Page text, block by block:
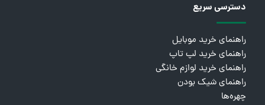
دسترسی سریع
راهنمای خرید موبایل
راهنمای خرید لپ تاپ
راهنمای خرید لوازم خانگی
راهنمای شیک بودن
چهره‌ها